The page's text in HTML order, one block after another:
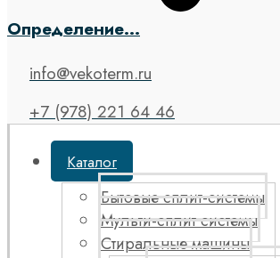
Определение...
info@vekoterm.ru
+7 (978) 221 64 46
Каталог
Бытовые сплит-системы
Мульти-сплит системы
Стиральные машины